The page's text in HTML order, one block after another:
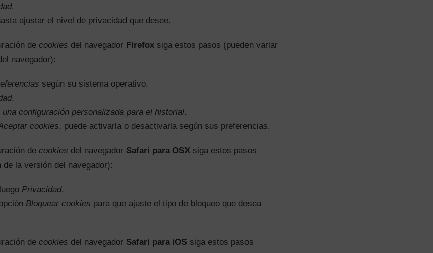
.
ajustar el nivel de privacidad que desee.
de cookies del navegador Firefox siga estos pasos (pueden variar
navegador):
según su sistema operativo.
.
una configuración personalizada para el historial.
cookies, puede activarla o desactivarla según sus preferencias.
de cookies del navegador Safari para OSX siga estos pasos
la versión del navegador):
Privacidad.
Bloquear cookies para que ajuste el tipo de bloqueo que desea
de cookies del navegador Safari para iOS siga estos pasos